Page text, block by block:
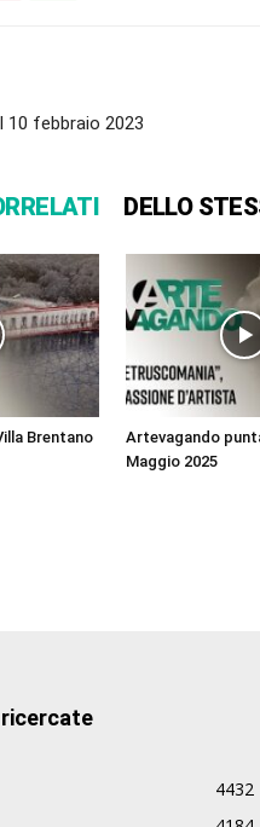
10 febbraio 2023
DELLO
Brentano
Artevagando
Maggio 2025
4432